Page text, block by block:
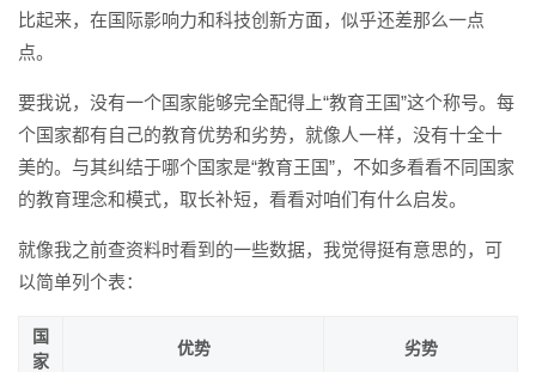
比起来，在国际影响力和科技创新方面，似乎还差那么一点
点。
要我说，没有一个国家能够完全配得上“教育王国”这个称号。每
个国家都有自己的教育优势和劣势，就像人一样，没有十全十
美的。与其纠结于哪个国家是“教育王国”，不如多看看不同国家
的教育理念和模式，取长补短，看看对咱们有什么启发。
就像我之前查资料时看到的一些数据，我觉得挺有意思的，可
以简单列个表：
国
家
优势 劣势